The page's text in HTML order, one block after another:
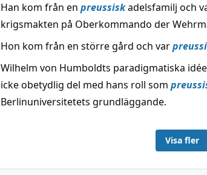
Han kom från en preussiskadelsfamilj och
krigsmakten på Oberkommando der
Hon kom från en större gård och var
Wilhelm von Humboldts paradigmatiska
icke obetydlig del med hans roll som
Berlinuniversitetets grundläggande.
Visa fler